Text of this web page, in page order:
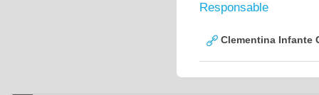
Responsable
Clementina Infante